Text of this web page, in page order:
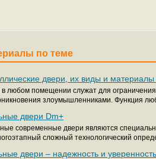
по теме
двери, их виды и
в любом помещении служат для
злоумышленниками. Функция
двери Dm+
современные двери являются
сложный технологический
двери – надежность и уверенность